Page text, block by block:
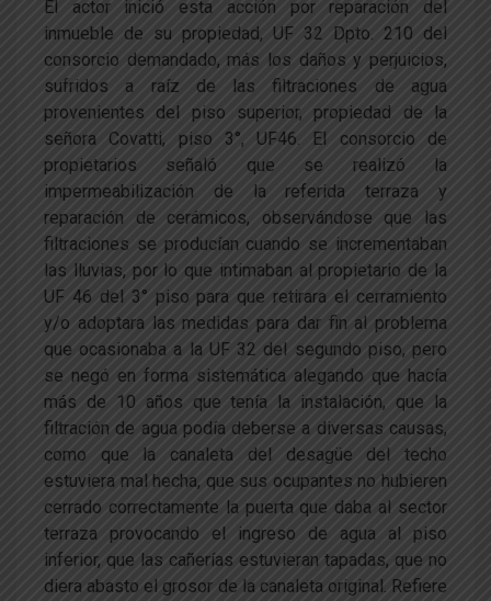
El actor inició esta acción por reparación del
inmueble de su propiedad, UF 32 Dpto. 210 del
consorcio demandado, más los daños y perjuicios,
sufridos a raíz de las filtraciones de agua
provenientes del piso superior, propiedad de la
señora Covatti, piso 3°, UF46. El consorcio de
propietarios señaló que se realizó la
impermeabilización de la referida terraza y
reparación de cerámicos, observándose que las
filtraciones se producían cuando se incrementaban
las lluvias, por lo que intimaban al propietario de la
UF 46 del 3° piso para que retirara el cerramiento
y/o adoptara las medidas para dar fin al problema
que ocasionaba a la UF 32 del segundo piso, pero
se negó en forma sistemática alegando que hacía
más de 10 años que tenía la instalación, que la
filtración de agua podía deberse a diversas causas,
como que la canaleta del desagüe del techo
estuviera mal hecha, que sus ocupantes no hubieren
cerrado correctamente la puerta que daba al sector
terraza provocando el ingreso de agua al piso
inferior, que las cañerías estuvieran tapadas, que no
diera abasto el grosor de la canaleta original. Refiere